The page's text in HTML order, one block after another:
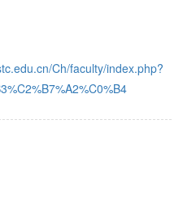
Ch/faculty/index.php?